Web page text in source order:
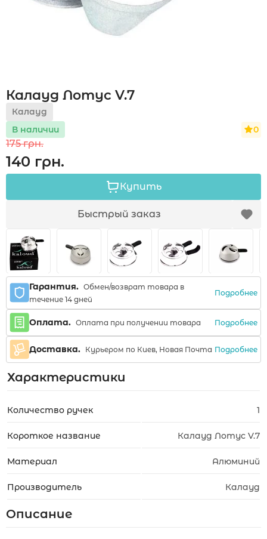
Укр
Калауд Лотус V.7
Калауд
В наличии
0
175 грн.
140 грн.
Купить
Быстрый заказ
Гарантия. Обмен/возврат товара в
течение 14 дней
Подробнее
Оплата. Оплата при получении товара Подробнее
Доставка. Курьером по Киев, Новая Почта Подробнее
Характеристики
Количество ручек 1
Короткое название Калауд Лотус V.7
Материал Алюминий
Производитель Калауд
Описание